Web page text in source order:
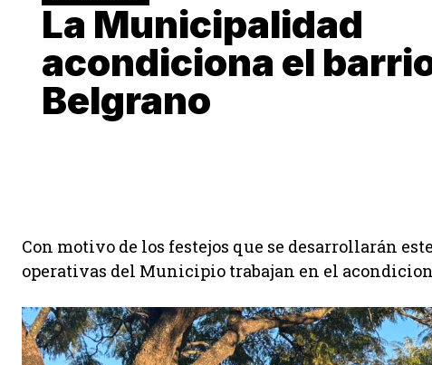
La Municipalidad
acondiciona el
Belgrano
Con motivo de los festejos que se desarrollarán
operativas del Municipio trabajan en el